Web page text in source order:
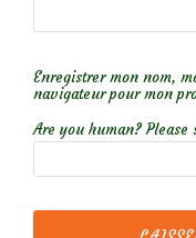
Enregistrer mon nom,
navigateur pour mon
Are you human? Please